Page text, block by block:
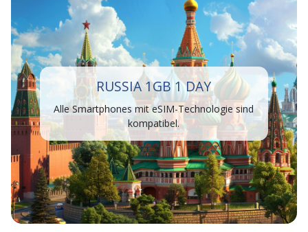
RUSSIA 1GB 1 DAY
Alle Smartphones mit eSIM-Technologie sind
kompatibel.